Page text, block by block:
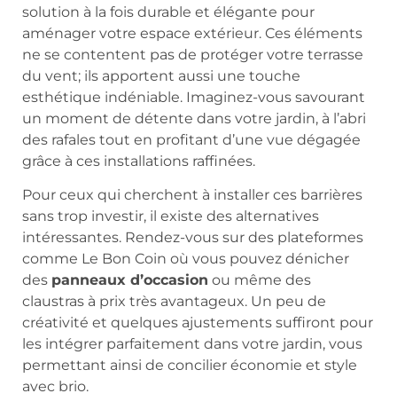
solution à la fois durable et élégante pour
aménager votre espace extérieur. Ces éléments
ne se contentent pas de protéger votre terrasse
du vent; ils apportent aussi une touche
esthétique indéniable. Imaginez-vous savourant
un moment de détente dans votre jardin, à l’abri
des rafales tout en profitant d’une vue dégagée
grâce à ces installations raffinées.
Pour ceux qui cherchent à installer ces barrières
sans trop investir, il existe des alternatives
intéressantes. Rendez-vous sur des plateformes
comme Le Bon Coin où vous pouvez dénicher
des panneaux d’occasion ou même des
claustras à prix très avantageux. Un peu de
créativité et quelques ajustements suffiront pour
les intégrer parfaitement dans votre jardin, vous
permettant ainsi de concilier économie et style
avec brio.